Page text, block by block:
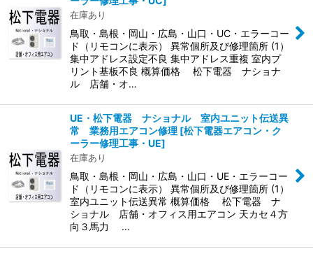
在庫あり
鳥取・島根・岡山・広島・山口・UC・エラーコー
ド（リモコンに表示） 異常個所及び修理箇所 (1）
集中アドレス設定不良 集中アドレス重複 室内プ
リント基板不良 概算価格 松下電器 ナショナ
ル 店舗・オ…
UE・松下電器 ナショナル 室内ユニット伝送異
常 業務用エアコン修理 [松下電器エアコン・ク
ーラー修理工事・UE]
在庫あり
鳥取・島根・岡山・広島・山口・UE・エラーコー
ド（リモコンに表示） 異常個所及び修理箇所 (1）
室内ユニット伝送異常 概算価格 松下電器 ナ
ショナル 店舗・オフィス用エアコン 天カセ４方
向３馬力 …